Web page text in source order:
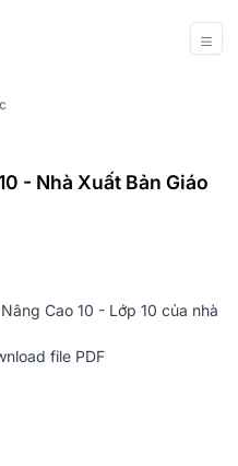
- Nhà Xuất Bản Giáo
Cao 10 - Lớp 10 của nhà
file PDF